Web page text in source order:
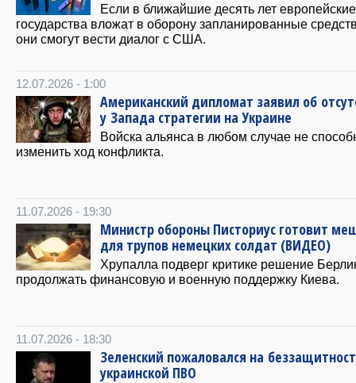
Если в ближайшие десять лет европейские
государства вложат в оборону запланированные
они смогут вести диалог с США.
12.07.2026 - 1:00
Американский дипломат заявил об
у Запада стратегии на Украине
Войска альянса в любом случае не
изменить ход конфликта.
11.07.2026 - 19:30
Министр обороны Писториус готовит
для трупов немецких солдат (ВИДЕО)
Хрупалла подверг критике решение
продолжать финансовую и военную поддержку Киева.
11.07.2026 - 18:30
Зеленский пожаловался на
украинской ПВО